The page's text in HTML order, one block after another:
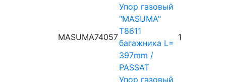
MASUMA74057
Упор газовый
"MASUMA"
T8611
багажника L=
397mm /
PASSAT
1
Упор газовый